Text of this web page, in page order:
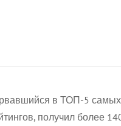
в ТОП-5
получил более